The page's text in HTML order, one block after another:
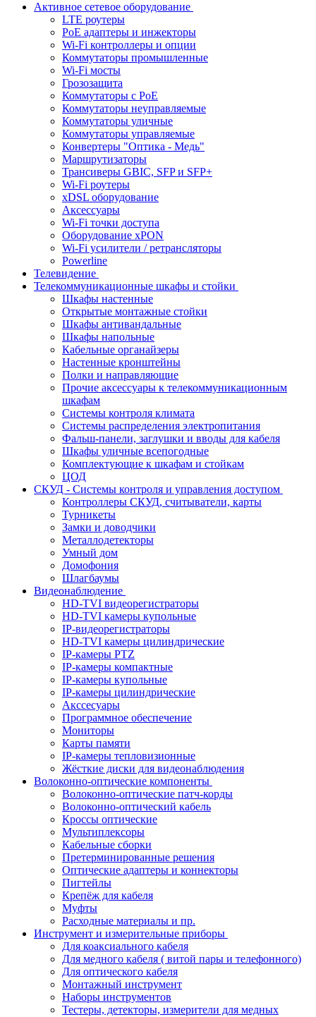
Активное сетевое оборудование
LTE роутеры
PoE адаптеры и инжекторы
Wi-Fi контроллеры и опции
Коммутаторы промышленные
Wi-Fi мосты
Грозозащита
Коммутаторы c PoE
Коммутаторы неуправляемые
Коммутаторы уличные
Коммутаторы управляемые
Конвертеры "Оптика - Медь"
Маршрутизаторы
Трансиверы GBIC, SFP и SFP+
Wi-Fi роутеры
xDSL оборудование
Аксессуары
Wi-Fi точки доступа
Оборудование хPON
Wi-Fi усилители / ретрансляторы
Powerline
Телевидение
Телекоммуникационные шкафы и стойки
Шкафы настенные
Открытые монтажные стойки
Шкафы антивандальные
Шкафы напольные
Кабельные органайзеры
Настенные кронштейны
Полки и направляющие
Прочие аксессуары к телекоммуникационным
шкафам
Системы контроля климата
Системы распределения электропитания
Фальш-панели, заглушки и вводы для кабеля
Шкафы уличные всепогодные
Комплектующие к шкафам и стойкам
ЦОД
СКУД - Системы контроля и управления доступом
Контроллеры СКУД, считыватели, карты
Турникеты
Замки и доводчики
Металлодетекторы
Умный дом
Домофония
Шлагбаумы
Видеонаблюдение
HD-TVI видеорегистраторы
HD-TVI камеры купольные
IP-видеорегистраторы
HD-TVI камеры цилиндрические
IP-камеры PTZ
IP-камеры компактные
IP-камеры купольные
IP-камеры цилиндрические
Акссесуары
Программное обеспечение
Мониторы
Карты памяти
IP-камеры тепловизионные
Жёсткие диски для видеонаблюдения
Волоконно-оптические компоненты
Волоконно-оптические патч-корды
Волоконно-оптический кабель
Кроссы оптические
Мультиплексоры
Кабельные сборки
Претерминированные решения
Оптические адаптеры и коннекторы
Пигтейлы
Крепёж для кабеля
Муфты
Расходные материалы и пр.
Инструмент и измерительные приборы
Для коаксиального кабеля
Для медного кабеля ( витой пары и телефонного)
Для оптического кабеля
Монтажный инструмент
Наборы инструментов
Тестеры, детекторы, измерители для медных